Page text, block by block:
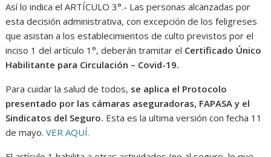
Así lo indica el ARTÍCULO 3°.- Las personas alcanzadas por
esta decisión administrativa, con excepción de los feligreses
que asistan a los establecimientos de culto previstos por el
inciso 1 del artículo 1°, deberán tramitar el Certificado Único
Habilitante para Circulación – Covid-19.
Para cuidar la salud de todos, se aplica el Protocolo
presentado por las cámaras aseguradoras, FAPASA y el
Sindicatos del Seguro. Esta es la ultima versión con fecha 11
de mayo.VER AQUÍ.